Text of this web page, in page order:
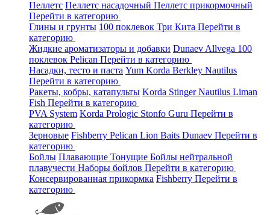
Пеллетс Пеллетс насадочный Пеллетс прикормочный
Перейти в категорию
Глины и грунты 100 поклевок Три Кита Перейти в
категорию
Жидкие ароматизаторы и добавки Dunaev Allvega 100
поклевок Pelican Перейти в категорию
Насадки, тесто и паста Yum Korda Berkley Nautilus
Перейти в категорию
Ракеты, кобры, катапульты Korda StingerNautilus Liman
Fish Перейти в категорию
PVA System Korda Prologic Stonfo Guru Перейти в
категорию
Зерновые Fishberry Pelican Lion Baits Dunaev Перейти в
категорию
Бойлы Плавающие Тонущие Бойлы нейтральной
плавучести Наборы бойлов Перейти в категорию
Консервированная прикормка Fishberry Перейти в
категорию